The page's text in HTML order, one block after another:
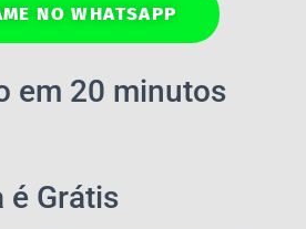
NO WHATSAPP
em 20 minutos
é Grátis